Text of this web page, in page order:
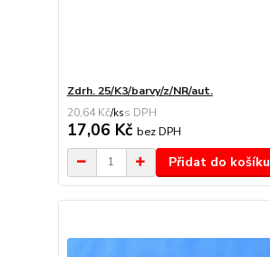
Zdrh. 25/K3/barvy/z/NR/aut.
20,64 Kč/ks
17,06 Kč bez DPH
Přidat do košíku